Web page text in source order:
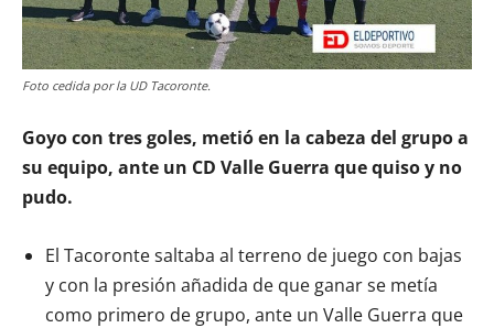
Foto cedida por la UD Tacoronte.
Goyo con tres goles, metió en la cabeza del grupo a
su equipo, ante un CD Valle Guerra que quiso y no
pudo.
El Tacoronte saltaba al terreno de juego con bajas
y con la presión añadida de que ganar se metía
como primero de grupo, ante un Valle Guerra que